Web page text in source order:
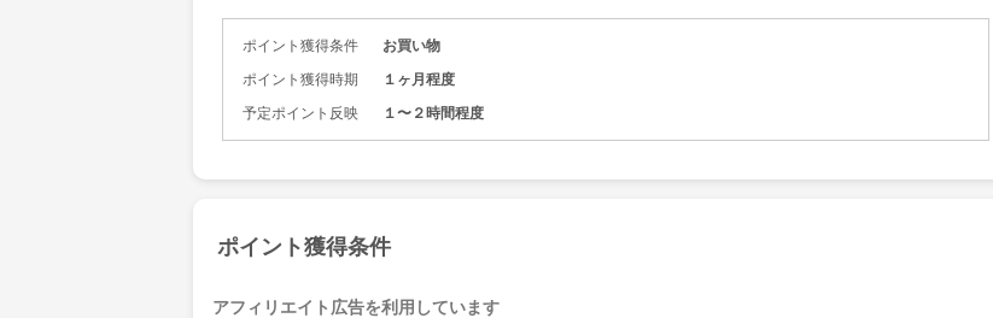
ポイント獲得条件
お買い物
ポイント獲得時期
１ヶ月程度
予定ポイント反映
１〜２時間程度
ポイント獲得条件
アフィリエイト広告を利用しています